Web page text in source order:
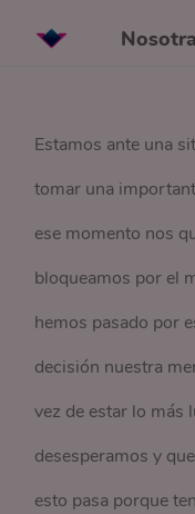
Estamos ante una
tomar una
ese momento nos
bloqueamos por el
hemos pasado por
decisión nuestra
vez de estar lo más
desesperamos y
esto pasa porque